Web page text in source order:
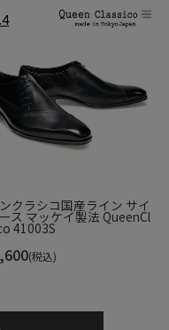
おり、細かなところま
、土踏まず部分の底材
クラシコ国産ライン サイ
ス マッケイ製法 QueenCl
41003S
(税込)